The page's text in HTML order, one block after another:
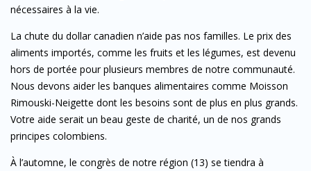
nécessaires à la vie.
La chute du dollar canadien n’aide pas nos familles. Le prix des
aliments importés, comme les fruits et les légumes, est devenu
hors de portée pour plusieurs membres de notre communauté.
Nous devons aider les banques alimentaires comme Moisson
Rimouski-Neigette dont les besoins sont de plus en plus grands.
Votre aide serait un beau geste de charité, un de nos grands
principes colombiens.
À l’automne, le congrès de notre région (13) se tiendra à